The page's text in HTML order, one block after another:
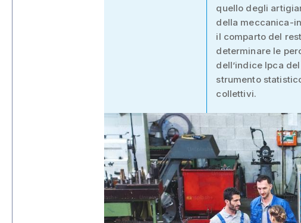
quello degli
della meccanica-
il comparto del
determinare le
dell’indice Ipca
strumento
collettivi.